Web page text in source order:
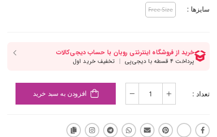
سایزها : Free Size
تعداد : افزودن به سبد خرید